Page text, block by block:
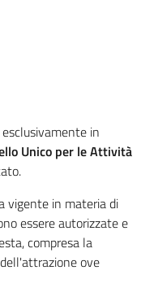
in
Unico per le Attività
vigente in materia di
essere autorizzate e
compresa la
ove